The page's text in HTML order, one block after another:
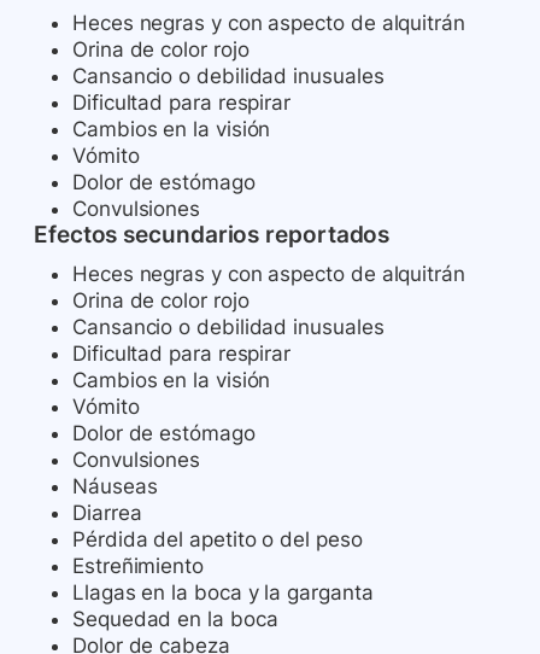
Heces negras y con aspecto de alquitrán
Orina de color rojo
Cansancio o debilidad inusuales
Dificultad para respirar
Cambios en la visión
Vómito
Dolor de estómago
Convulsiones
Efectos secundarios reportados
Heces negras y con aspecto de alquitrán
Orina de color rojo
Cansancio o debilidad inusuales
Dificultad para respirar
Cambios en la visión
Vómito
Dolor de estómago
Convulsiones
Náuseas
Diarrea
Pérdida del apetito o del peso
Estreñimiento
Llagas en la boca y la garganta
Sequedad en la boca
Dolor de cabeza